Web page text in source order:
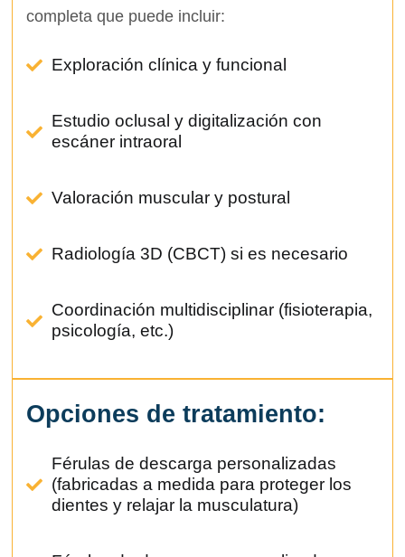
completa que puede incluir:
Exploración clínica y funcional
Estudio oclusal y digitalización con
escáner intraoral
Valoración muscular y postural
Radiología 3D (CBCT) si es necesario
Coordinación multidisciplinar (fisioterapia,
psicología, etc.)
Opciones de tratamiento:
Férulas de descarga personalizadas
(fabricadas a medida para proteger los
dientes y relajar la musculatura)